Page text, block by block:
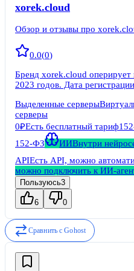
xorek.cloud
Обзор и отзывы про
0.0(0)
Бренд xorek.cloud оперирует
2023 годов. Дата
период бума микро-облачных
образовано от слова
корпоративного сегмента.
Выделенные серверы
серверы
0₽Есть бесплатный тариф
152-ФЗ
ИИВнутри
APIЕсть API, можно
можно подключить к ИИ-
Пользуюсь3
6 0
Сравнить сGohost